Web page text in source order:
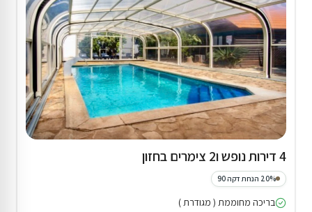
4 דירות נופש ו2 צימרים בחזון
20% הנחת דקה 90
בריכה מחוממת ( מגודרת )